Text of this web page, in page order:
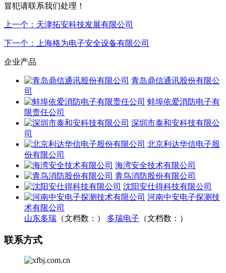
冒犯请联系我们处理！
上一个：天津拓安科技发展有限公司
下一个：上海格为电子安全设备有限公司
企业产品
青岛鼎信通讯股份有限公
司
蚌埠依爱消防电子有
限责任公司
深圳市泰和安科技有限公
司
北京利达华信电子股
份有限公司
海湾安全技术有限公司
青鸟消防股份有限公司
沈阳安仕得科技有限公司
河南中安电子探测技
术有限公司
山东多瑞 （文档数：） 多瑞电子 （文档数：）
联系方式